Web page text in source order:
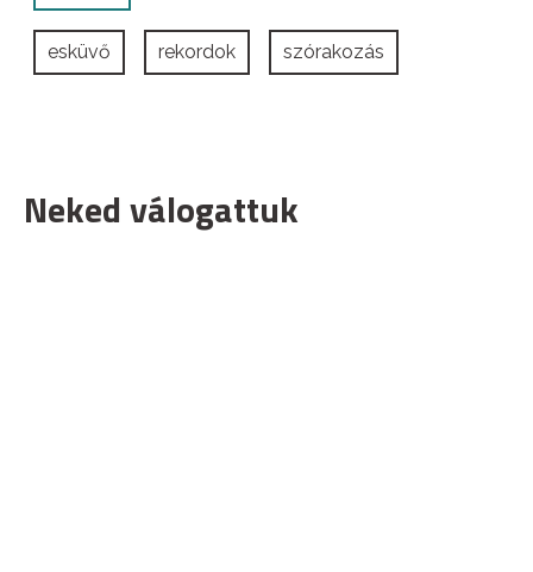
esküvő rekordok szórakozás
Neked válogattuk